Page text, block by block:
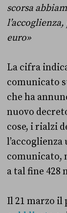
scorsa
euro»
La cifra
comunicato
che ha
nuovo
cose, i rialzi
comunicato,
a tal fine 428
Il 21 marzo il